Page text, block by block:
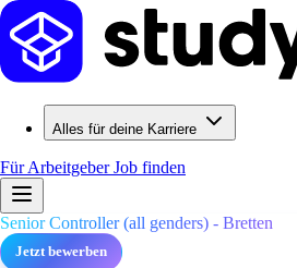
Alles für deine Karriere
Für ArbeitgeberJob finden
Senior Controller (all genders) - Bretten
Jetzt bewerben